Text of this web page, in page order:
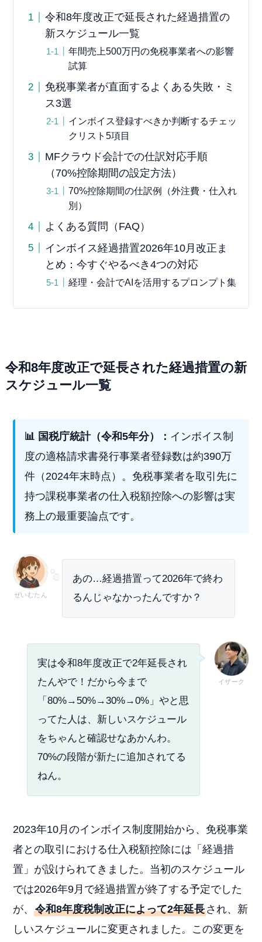
令和8年度改正で延長された経過措置の
新スケジュール一覧
年間売上500万円の免税事業者への影響
試算
免税事業者が直面するよくある失敗・ミ
ス3選
インボイス登録すべきか判断するチェッ
クリスト5項目
MFクラウド会計での仕訳対応手順
（70%控除期間の設定方法）
70%控除期間の仕訳例（外注費・仕入れ
別）
よくある質問（FAQ）
インボイス経過措置2026年10月改正ま
とめ：今すぐやるべき4つの対応
経理・会計でAIを活用するプロンプト集
令和8年度改正で延長された経過措置の新
スケジュール一覧
📊 国税庁統計（令和5年分）： インボイス制
度の適格請求書発行事業者登録数は約390万
件（2024年末時点）。免税事業者を取引先に
持つ課税事業者の仕入税額控除への影響は実
務上の最重要論点です。
ぜいむたん
あの…経過措置って2026年で終わ
るんじゃなかったんですか？
イザーク
実は令和8年度改正で2年延長され
たんやで！だから今まで
「80%→50%→30%→0%」やと思
ってた人は、新しいスケジュール
をちゃんと確認せなあかんわ。
70%の段階が新たに追加されてる
ねん。
2023年10月のインボイス制度開始から、免税事業
者との取引における仕入税額控除には「経過措
置」が設けられてきました。当初のスケジュール
では2026年9月で経過措置が終了する予定でした
が、令和8年度税制改正によって2年延長され、新
しいスケジュールに変更されました。この変更を